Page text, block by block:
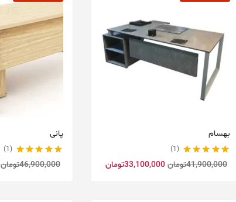
بهسام
نمره 5.00 از 5
1
41,900,000تومان 33,100,000تومان
پانی
نمره 5.00 از 5
1
46,900,000تومان